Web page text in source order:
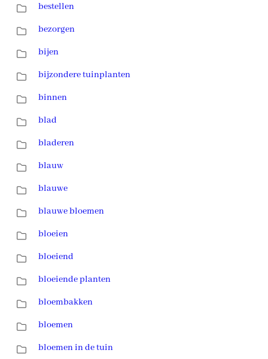
bestellen
bezorgen
bijen
bijzondere tuinplanten
binnen
blad
bladeren
blauw
blauwe
blauwe bloemen
bloeien
bloeiend
bloeiende planten
bloembakken
bloemen
bloemen in de tuin